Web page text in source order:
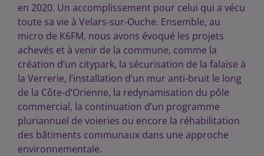
en 2020. Un accomplissement pour celui qui a vécu
toute sa vie à Velars-sur-Ouche. Ensemble, au
micro de K6FM, nous avons évoqué les projets
achevés et à venir de la commune, comme la
création d’un citypark, la sécurisation de la falaise à
la Verrerie, l’installation d’un mur anti-bruit le long
de la Côte-d’Orienne, la redynamisation du pôle
commercial, la continuation d’un programme
pluriannuel de voieries ou encore la réhabilitation
des bâtiments communaux dans une approche
environnementale.